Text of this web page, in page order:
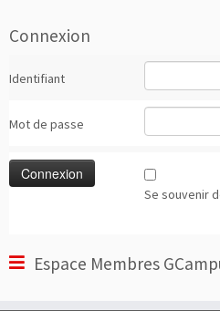
Connexion
Identifiant
Mot de passe
Se souvenir
Espace Membres